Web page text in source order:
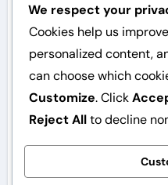
We respect your
Cookies help us
personalized content,
can choose which
Customize. Click
Reject Allto decline